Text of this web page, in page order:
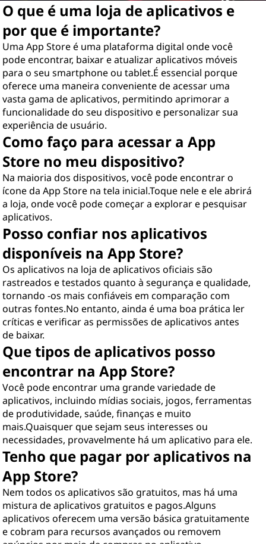
O que é uma loja de aplicativos e
por que é importante?
Uma App Store é uma plataforma digital onde você
pode encontrar, baixar e atualizar aplicativos móveis
para o seu smartphone ou tablet.É essencial porque
oferece uma maneira conveniente de acessar uma
vasta gama de aplicativos, permitindo aprimorar a
funcionalidade do seu dispositivo e personalizar sua
experiência de usuário.
Como faço para acessar a App
Store no meu dispositivo?
Na maioria dos dispositivos, você pode encontrar o
ícone da App Store na tela inicial.Toque nele e ele abrirá
a loja, onde você pode começar a explorar e pesquisar
aplicativos.
Posso confiar nos aplicativos
disponíveis na App Store?
Os aplicativos na loja de aplicativos oficiais são
rastreados e testados quanto à segurança e qualidade,
tornando -os mais confiáveis em comparação com
outras fontes.No entanto, ainda é uma boa prática ler
críticas e verificar as permissões de aplicativos antes
de baixar.
Que tipos de aplicativos posso
encontrar na App Store?
Você pode encontrar uma grande variedade de
aplicativos, incluindo mídias sociais, jogos, ferramentas
de produtividade, saúde, finanças e muito
mais.Quaisquer que sejam seus interesses ou
necessidades, provavelmente há um aplicativo para ele.
Tenho que pagar por aplicativos na
App Store?
Nem todos os aplicativos são gratuitos, mas há uma
mistura de aplicativos gratuitos e pagos.Alguns
aplicativos oferecem uma versão básica gratuitamente
e cobram para recursos avançados ou removem